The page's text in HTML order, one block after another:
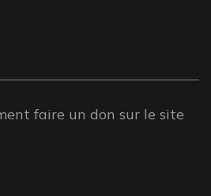
faire un don sur le site